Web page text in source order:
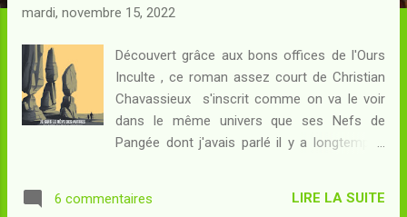
mardi, novembre 15, 2022
Découvert grâce aux bons offices de l'Ours
Inculte , ce roman assez court de Christian
Chavassieux s'inscrit comme on va le voir
dans le même univers que ses Nefs de
Pangée dont j'avais parlé il y a longtemps...
les anciens du village de Paleval en ont pris
6 commentaires LIRE LA SUITE